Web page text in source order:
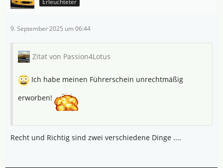
Erleuchteter
9. September 2025 um 06:44
Zitat von Passion4Lotus
Ich habe meinen Führerschein unrechtmäßig
erworben!
Recht und Richtig sind zwei verschiedene Dinge ....